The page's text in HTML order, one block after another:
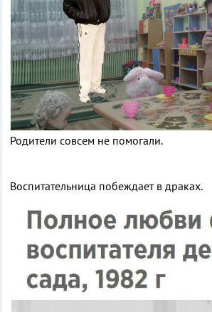
Родители совсем не помогали.
Воспитательница побеждает в драках.